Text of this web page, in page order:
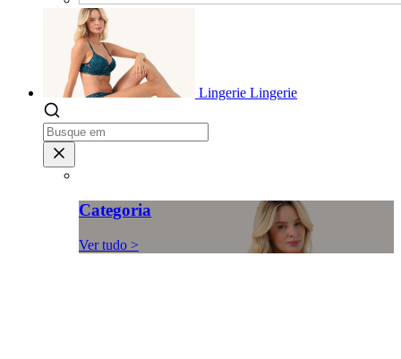
Lingerie Lingerie
Categoria
Ver tudo >